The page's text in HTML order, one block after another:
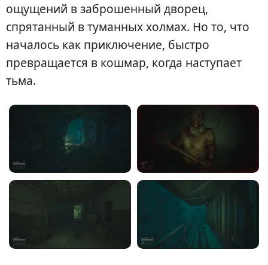
ощущений в заброшенный дворец,
спрятанный в туманных холмах. Но то, что
началось как приключение, быстро
превращается в кошмар, когда наступает
тьма.